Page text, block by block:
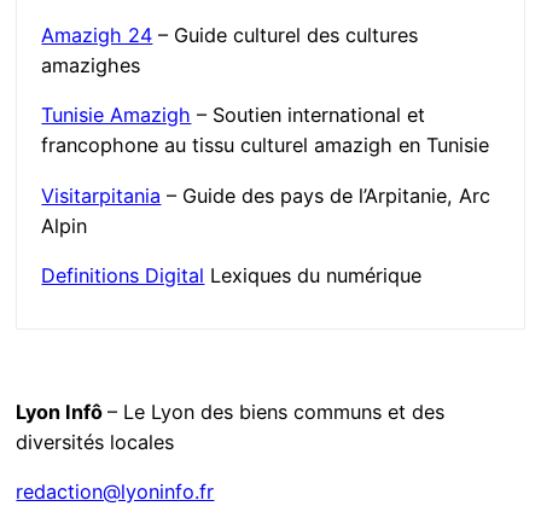
Amazigh 24 – Guide culturel des cultures
amazighes
Tunisie Amazigh – Soutien international et
francophone au tissu culturel amazigh en Tunisie
Visitarpitania – Guide des pays de l’Arpitanie, Arc
Alpin
Definitions Digital Lexiques du numérique
Lyon Infô– Le Lyon des biens communs et des
diversités locales
redaction@lyoninfo.fr